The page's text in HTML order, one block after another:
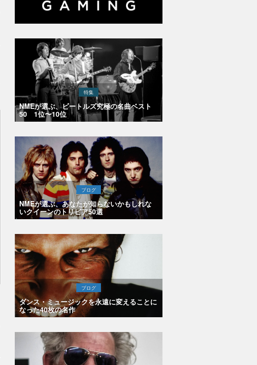
特集
NMEが選ぶ、ビートルズ究極の名曲ベスト
50 1位〜10位
ブログ
NMEが選ぶ、あなたが知らないかもしれな
いクイーンのトリビア50選
ブログ
ダンス・ミュージックを永遠に変えることに
なった40枚の名作